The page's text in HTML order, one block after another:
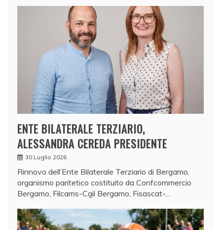
ENTE BILATERALE TERZIARIO,
ALESSANDRA CEREDA PRESIDENTE
30 Luglio 2026
Rinnovo dell’Ente Bilaterale Terziario di Bergamo,
organismo paritetico costituito da Confcommercio
Bergamo, Filcams-Cgil Bergamo, Fisascat-…